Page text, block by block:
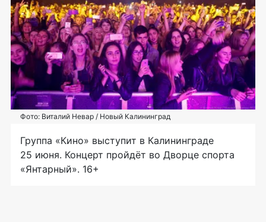
Фото: Виталий Невар / Новый Калининград
Группа «Кино» выступит в Калининграде
25 июня. Концерт пройдёт во Дворце спорта
«Янтарный». 16+